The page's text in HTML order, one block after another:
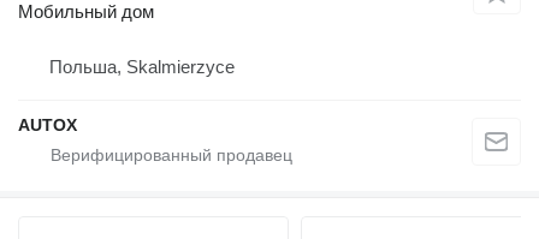
Мобильный дом
Польша, Skalmierzyce
AUTOX